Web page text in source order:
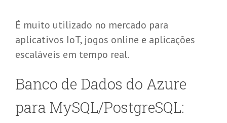
É muito utilizado no mercado para
aplicativos IoT, jogos online e aplicações
escaláveis em tempo real.
Banco de Dados do Azure
para MySQL/PostgreSQL: